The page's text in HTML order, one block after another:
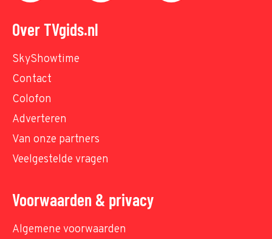
Over TVgids.nl
SkyShowtime
Contact
Colofon
Adverteren
Van onze partners
Veelgestelde vragen
Voorwaarden & privacy
Algemene voorwaarden